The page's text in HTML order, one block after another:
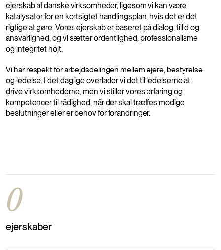
ejerskab af danske virksomheder, ligesom vi kan være
katalysator for en kortsigtet handlingsplan, hvis det er det
rigtige at gøre. Vores ejerskab er baseret på dialog, tillid og
ansvarlighed, og vi sætter ordentlighed, professionalisme
og integritet højt.
Vi har respekt for arbejdsdelingen mellem ejere, bestyrelse
og ledelse. I det daglige overlader vi det til ledelserne at
drive virksomhederne, men vi stiller vores erfaring og
kompetencer til rådighed, når der skal træffes modige
beslutninger eller er behov for forandringer.
0
ejerskaber